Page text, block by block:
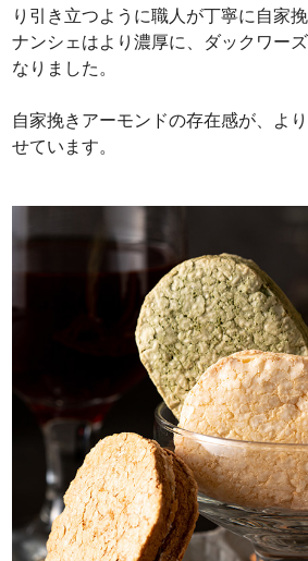
り引き立つように職人が丁寧に自家
ナンシェはより濃厚に、ダックワー
なりました。
自家挽きアーモンドの存在感が、よ
せています。